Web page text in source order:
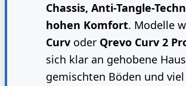
Chassis, Anti-Tangle-
hohen Komfort. Modelle
Curv oder Qrevo Curv 2
sich klar an gehobene
gemischten Böden und viel